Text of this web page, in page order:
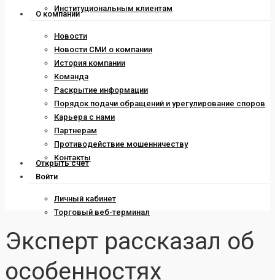
Институциональным клиентам
О компании
Новости
Новости СМИ о компании
История компании
Команда
Раскрытие информации
Порядок подачи обращений и урегулирование споров
Карьера с нами
Партнерам
Противодействие мошенничеству
Контакты
Открыть счет
Войти
Личный кабинет
Торговый веб-терминал
Эксперт рассказал об
особенностях